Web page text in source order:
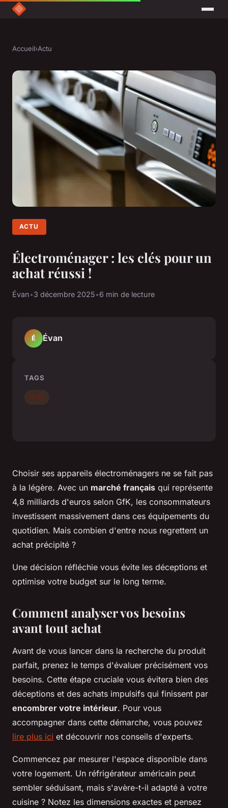
Accueil›Actu
ACTU
Électroménager : les clés pour un
achat réussi !
Évan•3 décembre 2025•6 min de lecture
Choisir ses appareils électroménagers ne se fait pas
à la légère. Avec un marché français qui représente
4,8 milliards d'euros selon GfK, les consommateurs
investissent massivement dans ces équipements du
quotidien. Mais combien d'entre nous regrettent un
achat précipité ?
Une décision réfléchie vous évite les déceptions et
optimise votre budget sur le long terme.
Comment analyser vos besoins
avant tout achat
Avant de vous lancer dans la recherche du produit
parfait, prenez le temps d'évaluer précisément vos
besoins. Cette étape cruciale vous évitera bien des
déceptions et des achats impulsifs qui finissent par
encombrer votre intérieur. Pour vous
accompagner dans cette démarche, vous pouvez
lire plus ici et découvrir nos conseils d'experts.
Commencez par mesurer l'espace disponible dans
votre logement. Un réfrigérateur américain peut
sembler séduisant, mais s'avère-t-il adapté à votre
cuisine ? Notez les dimensions exactes et pensez
É Évan
TAGS
Actu